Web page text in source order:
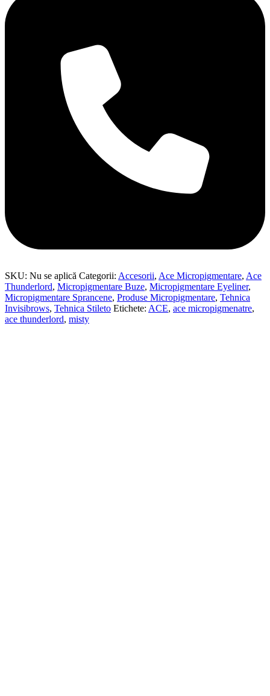
SKU: Nu se aplică Categorii: Accesorii, Ace Micropigmentare, Ace
Thunderlord, Micropigmentare Buze, Micropigmentare Eyeliner,
Micropigmentare Sprancene, Produse Micropigmentare, Tehnica
Invisibrows, Tehnica Stileto Etichete: ACE, ace micropigmenatre,
ace thunderlord, misty